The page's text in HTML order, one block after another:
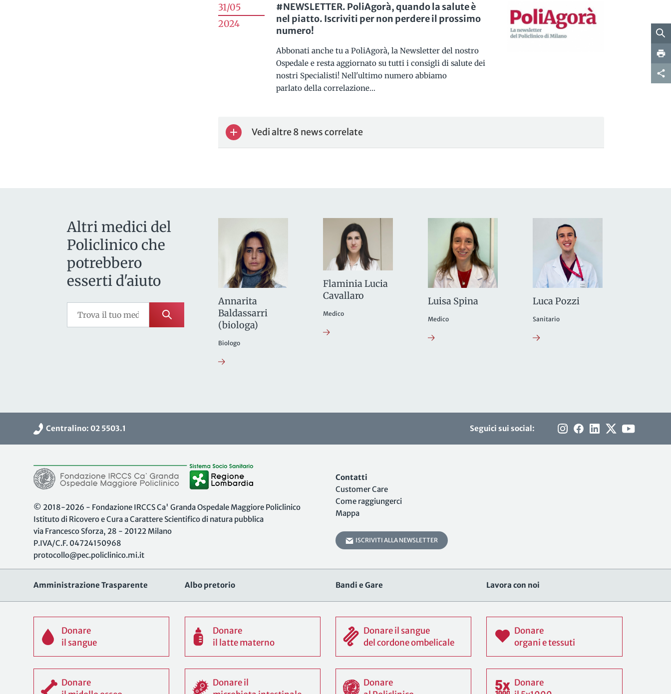
31/05
2024
#NEWSLETTER. PoliAgorà, quando la salute è
nel piatto. Iscriviti per non perdere il prossimo
numero!
Abbonati anche tu a PoliAgorà, la Newsletter del nostro
Ospedale e resta aggiornato su tutti i consigli di salute dei
nostri Specialisti! Nell'ultimo numero abbiamo
parlato della correlazione...
Vedi altre 8 news correlate
Altri medici del
Policlinico che
potrebbero
esserti d'aiuto
Annarita
Baldassarri
(biologa)
Biologo
Flaminia Lucia
Cavallaro
Medico
Luisa Spina
Medico
Luca Pozzi
Sanitario
Centralino: 02 5503.1 Seguici sui social:
© 2018-2026 - Fondazione IRCCS Ca' Granda Ospedale Maggiore Policlinico
Istituto di Ricovero e Cura a Carattere Scientifico di natura pubblica
via Francesco Sforza, 28 - 20122 Milano
P.IVA/C.F. 04724150968
protocollo@pec.policlinico.mi.it
Contatti
Customer Care
Come raggiungerci
Mappa
ISCRIVITI ALLA NEWSLETTER
Amministrazione Trasparente Albo pretorio Bandi e Gare Lavora con noi
Donare
il sangue
Donare
il latte materno
Donare il sangue
del cordone ombelicale
Donare
organi e tessuti
Donare
Donare il
Donare
Donare